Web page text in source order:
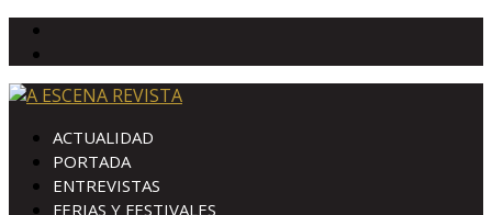
ACTUALIDAD
PORTADA
ENTREVISTAS
FERIAS Y FESTIVALES